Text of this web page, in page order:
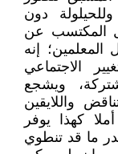
دون
المكتسب عن
المعلمين؛ إنه
الاجتماعي
ويشجع
واللايقين
كهذا يوفر
ما قد تنطوي